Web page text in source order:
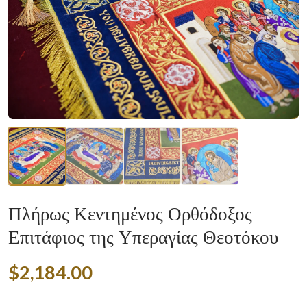
Πλήρως Κεντημένος Ορθόδοξος
Επιτάφιος της Υπεραγίας Θεοτόκου
$2,184.00